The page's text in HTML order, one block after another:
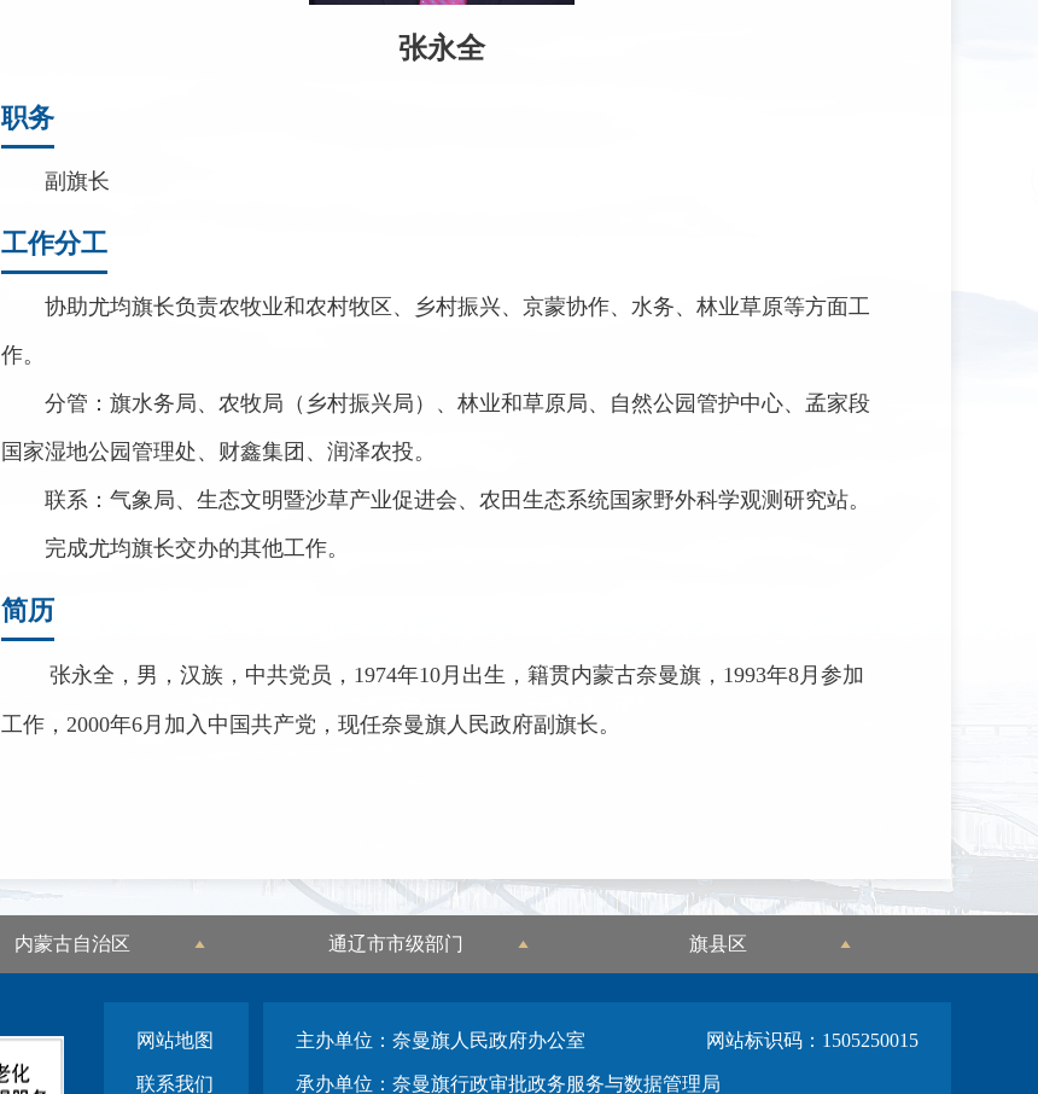
张永全
职务
副旗长
工作分工
协助尤均旗长负责农牧业和农村牧区、乡村振兴、京蒙协作、水务、林业草原等方面工
作。
分管：旗水务局、农牧局（乡村振兴局）、林业和草原局、自然公园管护中心、孟家段
国家湿地公园管理处、财鑫集团、润泽农投。
联系：气象局、生态文明暨沙草产业促进会、农田生态系统国家野外科学观测研究站。
完成尤均旗长交办的其他工作。
简历
张永全，男，汉族，中共党员，1974年10月出生，籍贯内蒙古奈曼旗，1993年8月参加
工作，2000年6月加入中国共产党，现任奈曼旗人民政府副旗长。
内蒙古自治区 通辽市市级部门 旗县区
网站地图
联系我们
主办单位：奈曼旗人民政府办公室 网站标识码：1505250015
承办单位：奈曼旗行政审批政务服务与数据管理局